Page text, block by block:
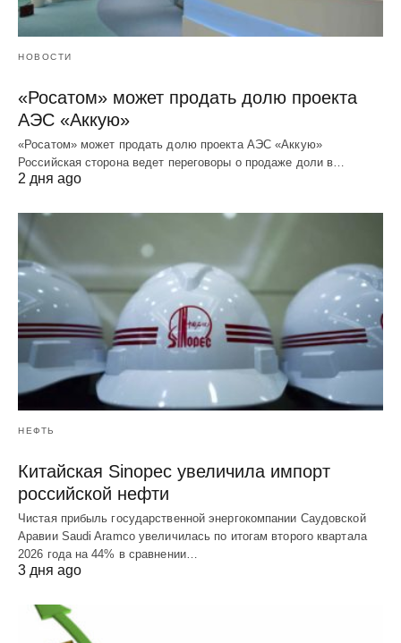
НОВОСТИ
«Росатом» может продать долю проекта
АЭС «Аккую»
«Росатом» может продать долю проекта АЭС «Аккую»
Российская сторона ведет переговоры о продаже доли в…
2 дня ago
НЕФТЬ
Китайская Sinopec увеличила импорт
российской нефти
Чистая прибыль государственной энергокомпании Саудовской
Аравии Saudi Aramco увеличилась по итогам второго квартала
2026 года на 44% в сравнении…
3 дня ago